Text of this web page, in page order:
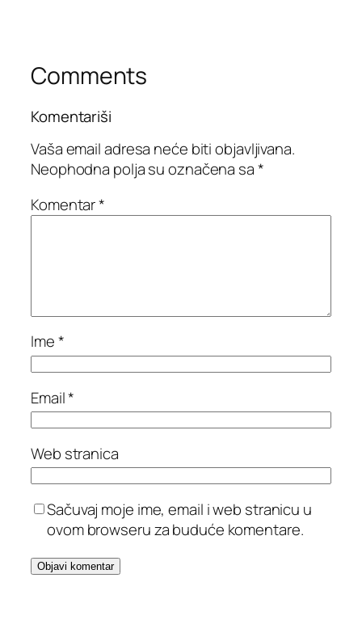
Comments
Komentariši
Vaša email adresa neće biti objavljivana.
Neophodna polja su označena sa*
Komentar*
Ime*
Email*
Web stranica
Sačuvaj moje ime, email i web stranicu u
ovom browseru za buduće komentare.